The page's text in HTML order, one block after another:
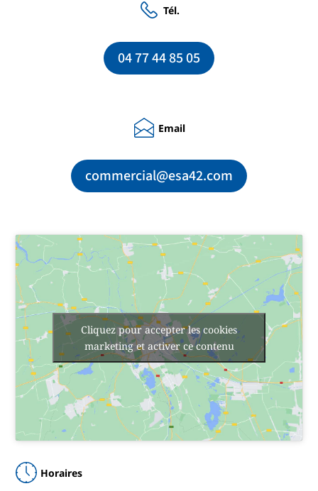
Tél.
04 77 44 85 05
Email
commercial@esa42.com
Cliquez pour accepter les cookies
marketing et activer ce contenu
Horaires